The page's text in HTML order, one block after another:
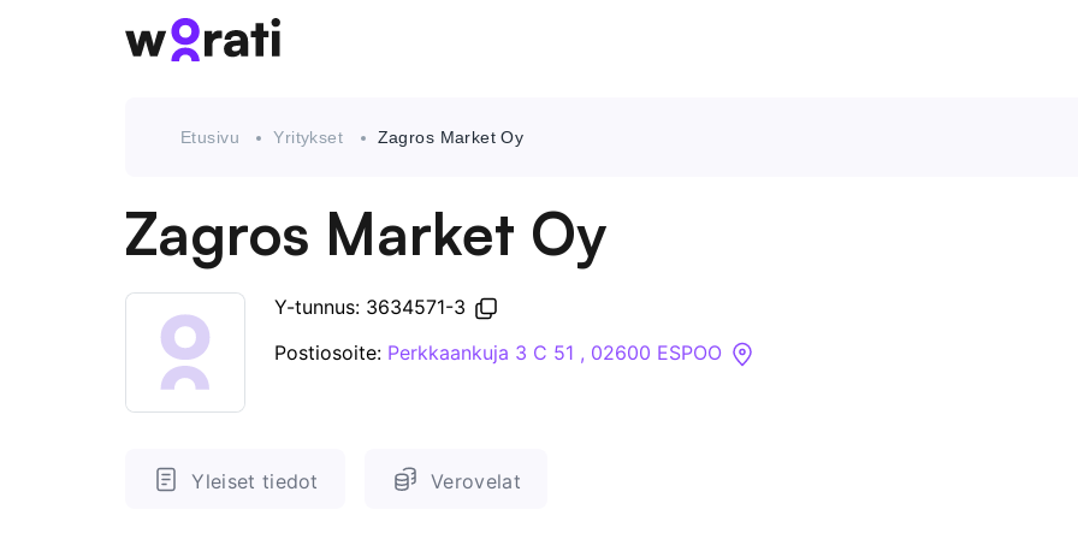
Yritykset
Etusivu Yritykset Zagros Market Oy
Zagros Market Oy
Y-tunnus: 3634571-3
Postiosoite: Perkkaankuja 3 C 51 , 02600 ESPOO
Yleiset tiedot Verovelat